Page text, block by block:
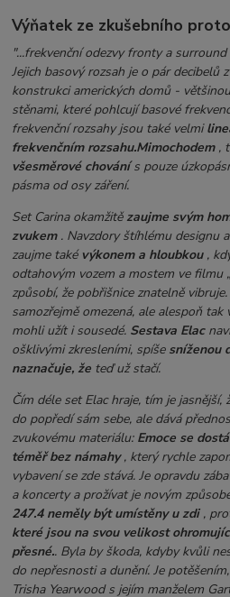
Výňatek ze zkušebního
"...frekvenční odezvy fronty a
Jejich basový rozsah je o pár decibelů
konstrukci amerických domů -
stěnami, které pohlcují basové
frekvenční rozsahy jsou také velmi
frekvenčním rozsahu.Mimochodem,
všesměrové chovánís pouze
pásma od osy záření.
Set Carina okamžitě zaujme svým
zvukem. Navzdory štíhlému designu
zaujme také výkonem a hloubkou,
odtahovým vozem a mostem ve filmu
způsobí, že pobřišnice znatelně
samozřejmě omezená, ale alespoň
mohli užít i sousedé. Sestava Elac
ošklivými zkresleními, spíše sníženou
naznačuje, že teď už stačí.
Čím déle set Elac hraje, tím je jasnější,
do popředí sám sebe, ale dává
zvukovému materiálu: Emoce se
téměř bez námahy, který rychle
vybavení se zde stává. Je opravdu
a koncerty a prožívat je novým
247.4 neměly být umístěny u zdi,
které jsou na svou velikost
přesné.. Byla by škoda, kdyby kvůli
do nepřesnosti a dunění. Je
Trisha Yearwood s jejím manželem